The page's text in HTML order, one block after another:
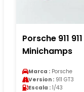
Porsche 911
Minichamps
Marca : Porsche
Version : 911 GT3
Escala : 1/43